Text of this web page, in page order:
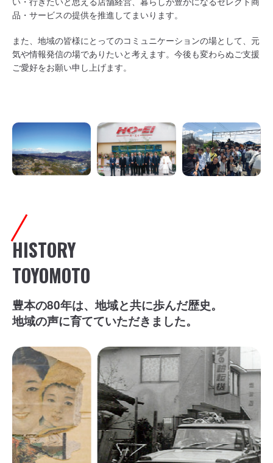
品・サービスの提供を推進してまいります。
また、地域の皆様にとってのコミュニケーションの場として、元
気や情報発信の場でありたいと考えます。今後も変わらぬご支援
ご愛好をお願い申し上げます。
HISTORY
TOYOMOTO
豊本の80年は、地域と共に歩んだ歴史。
地域の声に育てていただきました。